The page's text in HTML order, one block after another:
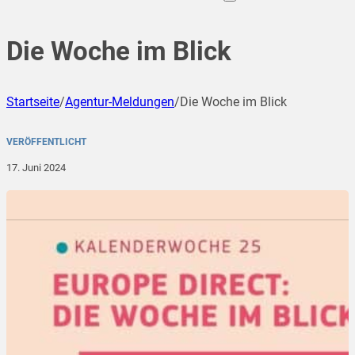
Die Woche im Blick
Startseite/Agentur-Meldungen/Die Woche im Blick
VERÖFFENTLICHT
17. Juni 2024